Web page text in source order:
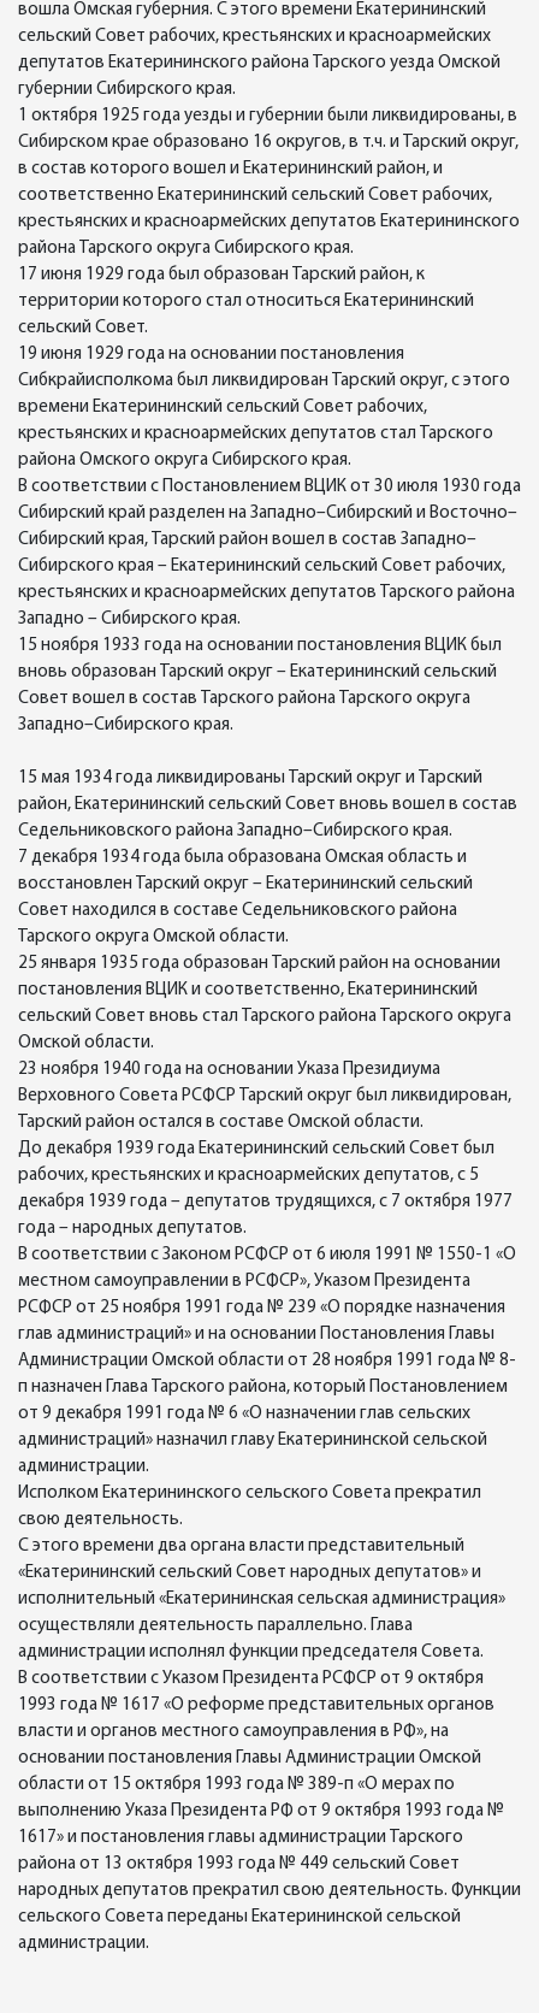
вошла Омская губерния. С этого времени Екатерининский
сельский Совет рабочих, крестьянских и красноармейских
депутатов Екатерининского района Тарского уезда Омской
губернии Сибирского края.
1 октября 1925 года уезды и губернии были ликвидированы, в
Сибирском крае образовано 16 округов, в т.ч. и Тарский округ,
в состав которого вошел и Екатерининский район, и
соответственно Екатерининский сельский Совет рабочих,
крестьянских и красноармейских депутатов Екатерининского
района Тарского округа Сибирского края.
17 июня 1929 года был образован Тарский район, к
территории которого стал относиться Екатерининский
сельский Совет.
19 июня 1929 года на основании постановления
Сибкрайисполкома был ликвидирован Тарский округ, с этого
времени Екатерининский сельский Совет рабочих,
крестьянских и красноармейских депутатов стал Тарского
района Омского округа Сибирского края.
В соответствии с Постановлением ВЦИК от 30 июля 1930 года
Сибирский край разделен на Западно–Сибирский и Восточно–
Сибирский края, Тарский район вошел в состав Западно–
Сибирского края – Екатерининский сельский Совет рабочих,
крестьянских и красноармейских депутатов Тарского района
Западно – Сибирского края.
15 ноября 1933 года на основании постановления ВЦИК был
вновь образован Тарский округ – Екатерининский сельский
Совет вошел в состав Тарского района Тарского округа
Западно–Сибирского края.
15 мая 1934 года ликвидированы Тарский округ и Тарский
район, Екатерининский сельский Совет вновь вошел в состав
Седельниковского района Западно–Сибирского края.
7 декабря 1934 года была образована Омская область и
восстановлен Тарский округ – Екатерининский сельский
Совет находился в составе Седельниковского района
Тарского округа Омской области.
25 января 1935 года образован Тарский район на основании
постановления ВЦИК и соответственно, Екатерининский
сельский Совет вновь стал Тарского района Тарского округа
Омской области.
23 ноября 1940 года на основании Указа Президиума
Верховного Совета РСФСР Тарский округ был ликвидирован,
Тарский район остался в составе Омской области.
До декабря 1939 года Екатерининский сельский Совет был
рабочих, крестьянских и красноармейских депутатов, с 5
декабря 1939 года – депутатов трудящихся, с 7 октября 1977
года – народных депутатов.
В соответствии с Законом РСФСР от 6 июля 1991 № 1550-1 «О
местном самоуправлении в РСФСР», Указом Президента
РСФСР от 25 ноября 1991 года № 239 «О порядке назначения
глав администраций» и на основании Постановления Главы
Администрации Омской области от 28 ноября 1991 года № 8-
п назначен Глава Тарского района, который Постановлением
от 9 декабря 1991 года № 6 «О назначении глав сельских
администраций» назначил главу Екатерининской сельской
администрации.
Исполком Екатерининского сельского Совета прекратил
свою деятельность.
С этого времени два органа власти представительный
«Екатерининский сельский Совет народных депутатов» и
исполнительный «Екатерининская сельская администрация»
осуществляли деятельность параллельно. Глава
администрации исполнял функции председателя Совета.
В соответствии с Указом Президента РСФСР от 9 октября
1993 года № 1617 «О реформе представительных органов
власти и органов местного самоуправления в РФ», на
основании постановления Главы Администрации Омской
области от 15 октября 1993 года № 389-п «О мерах по
выполнению Указа Президента РФ от 9 октября 1993 года №
1617» и постановления главы администрации Тарского
района от 13 октября 1993 года № 449 сельский Совет
народных депутатов прекратил свою деятельность. Функции
сельского Совета переданы Екатерининской сельской
администрации.